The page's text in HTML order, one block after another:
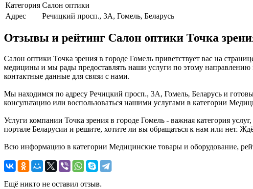
Категория Салон оптики
Адрес
Речицкий просп., 3А, Гомель, Беларусь
Отзывы и рейтинг Салон оптики Точка
Салон оптики Точка зрения в городе Гомель приветствует вас на
медицины и мы рады предоставлять наши услуги по этому
контактные данные для связи с нами.
Мы находимся по адресу Речицкий просп., 3А, Гомель, Беларусь и
консультацию или воспользоваться нашими услугами в категории
Услуги компании Точка зрения в городе Гомель - важная категория
портале Беларусии и решите, хотите ли вы обращаться к нам или нет.
Всю информацию в категории Медицинские товары и оборудование,
Ещё никто не оставил отзыв.